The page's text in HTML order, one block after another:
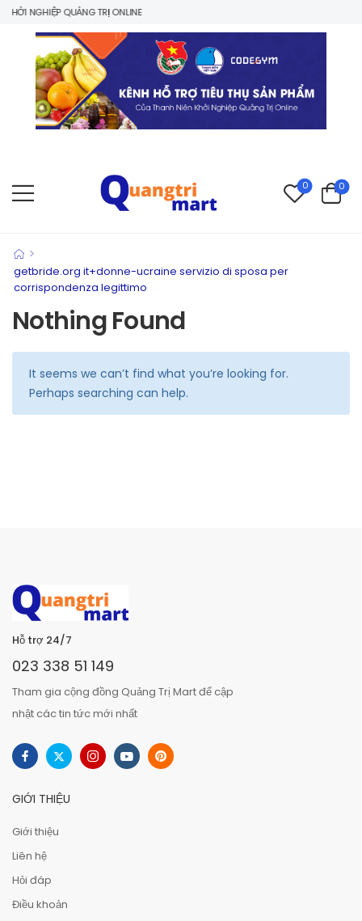
NGHIỆP QUẢNG TRỊ ONLINE
0 0
>
getbride.org it+donne-ucraine servizio di sposa per
corrispondenza legittimo
Nothing Found
It seems we can’t find what you’re looking for.
Perhaps searching can help.
Hỗ trợ 24/7
023 338 51 149
Tham gia cộng đồng Quảng Trị Mart để cập
nhật các tin tức mới nhất
GIỚI THIỆU
Giới thiệu
Liên hệ
Hỏi đáp
Điều khoản